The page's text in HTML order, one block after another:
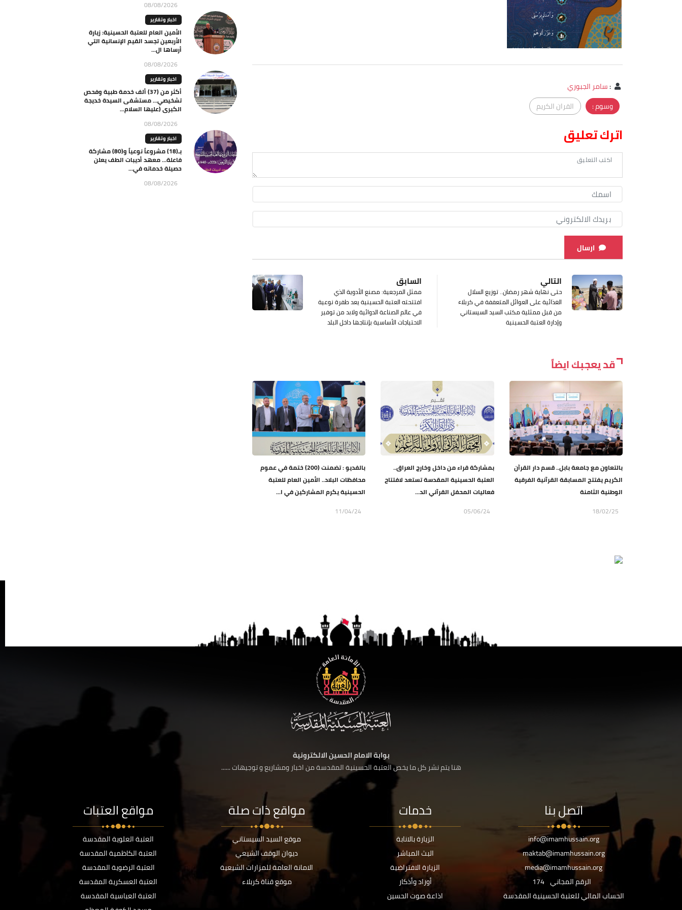
:سامر الجبوري
وسوم :
القران الكريم
اترك تعليق
ارسال
السابق
ممثل المرجعية: مصنع الأدوية الذي
افتتحته العتبة الحسينية يعد طفرة نوعية
في عالم الصناعة الدوائية ولابد من توفير
الاحتياجات الأساسية بإنتاجها داخل البلد
التالي
حتى نهاية شهر رمضان.. توزيع السلال
الغذائية على العوائل المتعففة في كربلاء
من قبل ممثلية مكتب السيد السيستاني
وإدارة العتبة الحسينية
قد يعجبك ايضاً
بالتعاون مع جامعة بابل.. قسم دار القرآن
الكريم يفتتح المسابقة القرآنية الفرقية
الوطنية الثامنة
18/02/25
بمشاركة قراء من داخل وخارج العراق..
العتبة الحسينية المقدسة تستعد لافتتاح
فعاليات المحفل القرآني الد...
05/06/24
بالفديو : تضمنت (200) ختمة في عموم
محافظات البلاد.. الأمين العام للعتبة
الحسينية يكرم المشاركين في ا...
11/04/24
08/08/2026
اخبار وتقارير
الأمين العام للعتبة الحسينية: زيارة
الأربعين تجسد القيم الإنسانية التي
أرساها ال...
08/08/2026
اخبار وتقارير
أكثر من (37) ألف خدمة طبية وفحص
تشخيصي… مستشفى السيدة خديجة
الكبرى (عليها السلام...
08/08/2026
اخبار وتقارير
بـ(18) مشروعاً نوعياً و(80) مشاركة
فاعلة… معهد أديبات الطف يعلن
حصيلة خدماته في...
08/08/2026
بوابة الامام الحسين الالكترونية
هنا يتم نشر كل ما يخص العتبة الحسينية المقدسة من اخبار ومشاريع و توجيهات ......
اتصل بنا
info@imamhussain.org
maktab@imamhussain.org
media@imamhussain.org
الرقم المجاني 174
الحساب المالي للعتبة الحسينية المقدسة
خدمات
الزيارة بالانابة
البث المباشر
الزيارة الافتراضية
أوراد وأذكار
اذاعة صوت الحسين
مواقع ذات صلة
موقع السيد السيستاني
ديوان الوقف الشيعي
الامانة العامة للمزارات الشيعية
موقع قناة كربلاء
مواقع العتبات
العتبة العلوية المقدسة
العتبة الكاظمية المقدسة
العتبة الرضوية المقدسة
العتبة العسكرية المقدسة
العتبة العباسية المقدسة